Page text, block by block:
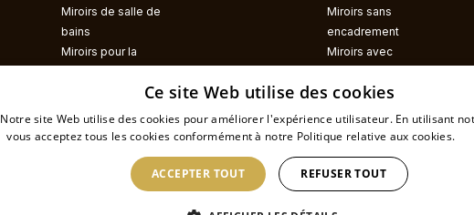
Miroirs de salle de
bains
Miroirs pour la
Miroirs pour le salon
Miroirs sans
encadrement
Miroirs avec
Miroirs avec
encadrement blanc
Miroirs avec éclairage
Ce site Web utilise des cookies
Notre site Web utilise des cookies pour améliorer l'expérience utilisateur. En utilisant
vous acceptez tous les cookies conformément à notre Politique relative aux cookies.
ACCEPTER TOUT REFUSER TOUT